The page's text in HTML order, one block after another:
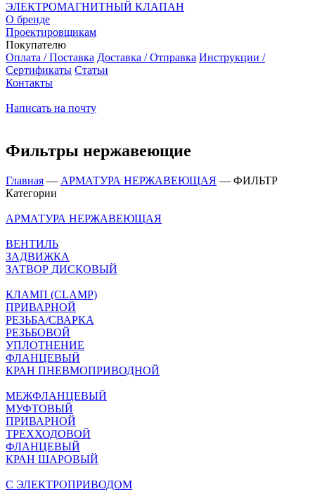
ЭЛЕКТРОМАГНИТНЫЙ КЛАПАН
О бренде
Проектировщикам
Покупателю
Оплата / Поставка Доставка / Отправка Инструкции /
Сертификаты Статьи
Контакты
Написать на почту
Фильтры нержавеющие
Главная — АРМАТУРА НЕРЖАВЕЮЩАЯ — ФИЛЬТР
Категории
АРМАТУРА НЕРЖАВЕЮЩАЯ
ВЕНТИЛЬ
ЗАДВИЖКА
ЗАТВОР ДИСКОВЫЙ
КЛАМП (CLAMP)
ПРИВАРНОЙ
РЕЗЬБА/СВАРКА
РЕЗЬБОВОЙ
УПЛОТНЕНИЕ
ФЛАНЦЕВЫЙ
КРАН ПНЕВМОПРИВОДНОЙ
МЕЖФЛАНЦЕВЫЙ
МУФТОВЫЙ
ПРИВАРНОЙ
ТРЕХХОДОВОЙ
ФЛАНЦЕВЫЙ
КРАН ШАРОВЫЙ
C ЭЛЕКТРОПРИВОДОМ